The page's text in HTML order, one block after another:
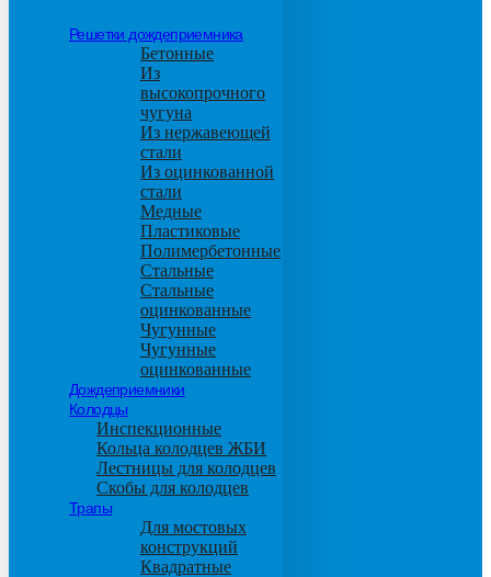
Решетки дождеприемника
Бетонные
Из
высокопрочного
чугуна
Из нержавеющей
стали
Из оцинкованной
стали
Медные
Пластиковые
Полимербетонные
Стальные
Стальные
оцинкованные
Чугунные
Чугунные
оцинкованные
Дождеприемники
Колодцы
Инспекционные
Кольца колодцев ЖБИ
Лестницы для колодцев
Скобы для колодцев
Трапы
Для мостовых
конструкций
Квадратные